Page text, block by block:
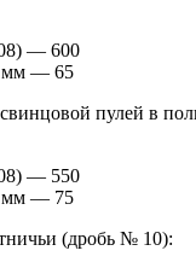
— 600
мм — 65
пулей в
— 550
мм — 75
(дробь № 10):